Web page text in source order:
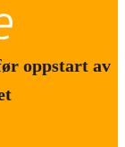
oppstart av